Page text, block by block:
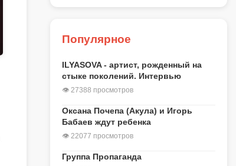
Популярное
ILYASOVA - артист, рожденный на
стыке поколений. Интервью
👁 27388 просмотров
Оксана Почепа (Акула) и Игорь
Бабаев ждут ребенка
👁 22077 просмотров
Группа Пропаганда